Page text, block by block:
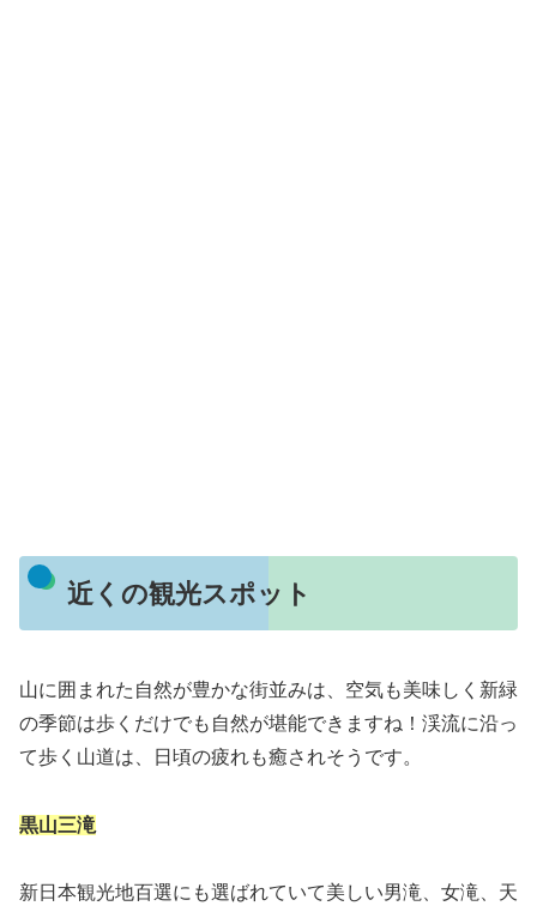
近くの観光スポット
山に囲まれた自然が豊かな街並みは、空気も美味しく新緑
の季節は歩くだけでも自然が堪能できますね！渓流に沿っ
て歩く山道は、日頃の疲れも癒されそうです。
黒山三滝
新日本観光地百選にも選ばれていて美しい男滝、女滝、天